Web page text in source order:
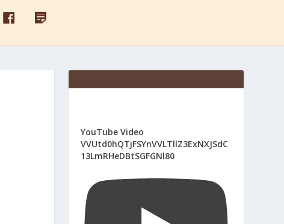
E
Д
С
YouTube Video
VVUtd0hQTjFSYnVVLTllZ3ExNXJSdC
13LmRHeDBtSGFGNl80